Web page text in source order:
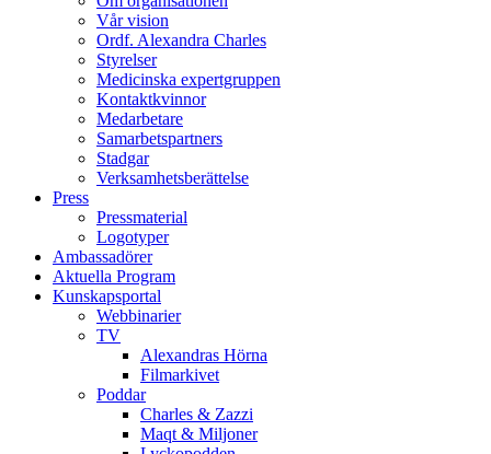
Vår vision
Ordf. Alexandra Charles
Styrelser
Medicinska expertgruppen
Kontaktkvinnor
Medarbetare
Samarbetspartners
Stadgar
Verksamhetsberättelse
Press
Pressmaterial
Logotyper
Ambassadörer
Aktuella Program
Kunskapsportal
Webbinarier
TV
Alexandras Hörna
Filmarkivet
Poddar
Charles & Zazzi
Maqt & Miljoner